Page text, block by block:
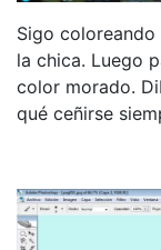
Sigo
la chica. Luego
color morado.
qué ceñirse